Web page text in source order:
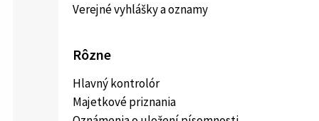
Verejné vyhlášky a oznamy
Rôzne
Hlavný kontrolór
Majetkové priznania